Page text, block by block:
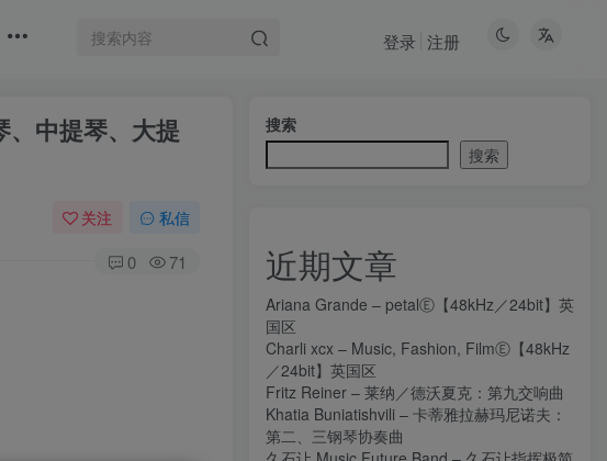
登录 注册
中提琴、大提
关注 私信
0 71
搜索
搜索
近期文章
Ariana Grande – petalⒺ【48kHz／24bit】英
国区
Charli xcx – Music, Fashion, FilmⒺ【48kHz
／24bit】英国区
Fritz Reiner – 莱纳／德沃夏克：第九交响曲
Khatia Buniatishvili – 卡蒂雅拉赫玛尼诺夫：
第二、三钢琴协奏曲